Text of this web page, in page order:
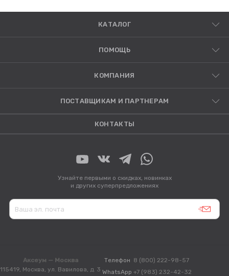
КАТАЛОГ
ПОМОЩЬ
КОМПАНИЯ
ПОСТАВЩИКАМ И ПАРТНЕРАМ
КОНТАКТЫ
Узнайте первыми о скидках, новинках
и других суперпредложениях
Аксеум — Москва
115419, Москва, ул. Вавилова, д. 3
Телефон 8 (800) 222-98-57
WhatsApp +7 (983) 232-42-32